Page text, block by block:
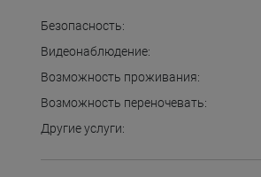
Безопасность:
Видеонаблюдение:
Возможность проживания:
Возможность переночевать:
Другие услуги: